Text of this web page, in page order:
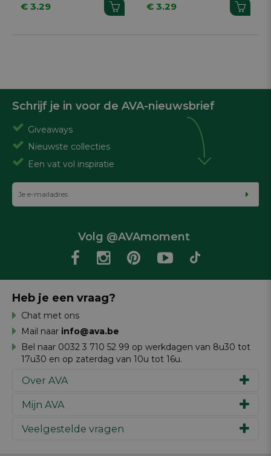
€ 3.29 € 3.29
Schrijf je in voor de AVA-nieuwsbrief
Giveaways
Nieuwste collecties
Een vat vol inspiratie
Volg @AVAmoment
Over AVA
Ons verhaal
Werken bij AVA
Mijn AVA
Inspiratie
Veelgestelde vragen
Heb je een vraag?
Chat met ons
Mail naar info@ava.be
Bel naar 0032 3 710 52 99 op werkdagen van 8u30 tot
17u30 en op zaterdag van 10u tot 16u.